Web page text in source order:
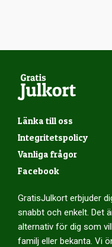
Länka till oss
Integritetspolicy
Vanliga frågor
Facebook
GratisJulkort erbjuder
snabbt och enkelt. Det
alternativ för dig som
familj eller bekanta. Vi